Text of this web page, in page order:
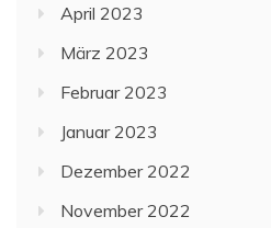
April 2023
März 2023
Februar 2023
Januar 2023
Dezember 2022
November 2022